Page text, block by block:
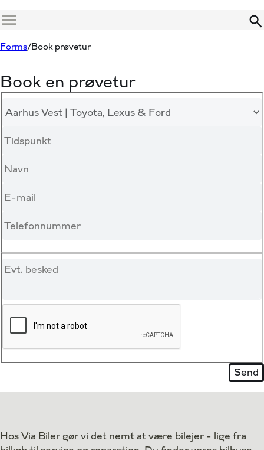
Menu
Forms Book prøvetur
Book en prøvetur
Hos Via Biler gør vi det nemt at være bilejer - lige fra